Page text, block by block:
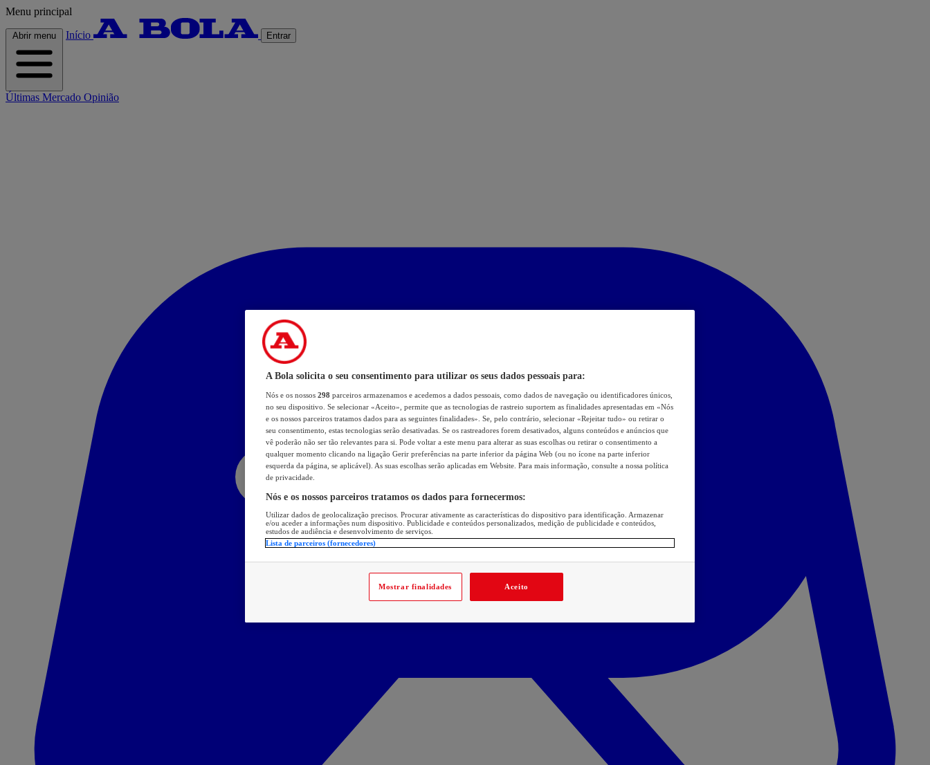
Menu principal
Abrir menu Início Entrar
Últimas Mercado Opinião
A Bola solicita o seu consentimento para utilizar os seus dados pessoais para:
Nós e os nossos 298 parceiros armazenamos e acedemos a dados pessoais, como dados de navegação ou identificadores únicos,
no seu dispositivo. Se selecionar «Aceito», permite que as tecnologias de rastreio suportem as finalidades apresentadas em «Nós
e os nossos parceiros tratamos dados para as seguintes finalidades». Se, pelo contrário, selecionar «Rejeitar tudo» ou retirar o
seu consentimento, estas tecnologias serão desativadas. Se os rastreadores forem desativados, alguns conteúdos e anúncios que
vê poderão não ser tão relevantes para si. Pode voltar a este menu para alterar as suas escolhas ou retirar o consentimento a
qualquer momento clicando na ligação Gerir preferências na parte inferior da página Web (ou no ícone na parte inferior
esquerda da página, se aplicável). As suas escolhas serão aplicadas em Website. Para mais informação, consulte a nossa política
de privacidade.
Nós e os nossos parceiros tratamos os dados para fornecermos:
Utilizar dados de geolocalização precisos. Procurar ativamente as características do dispositivo para identificação. Armazenar
e/ou aceder a informações num dispositivo. Publicidade e conteúdos personalizados, medição de publicidade e conteúdos,
estudos de audiência e desenvolvimento de serviços.
Lista de parceiros (fornecedores)
Mostrar finalidades Aceito